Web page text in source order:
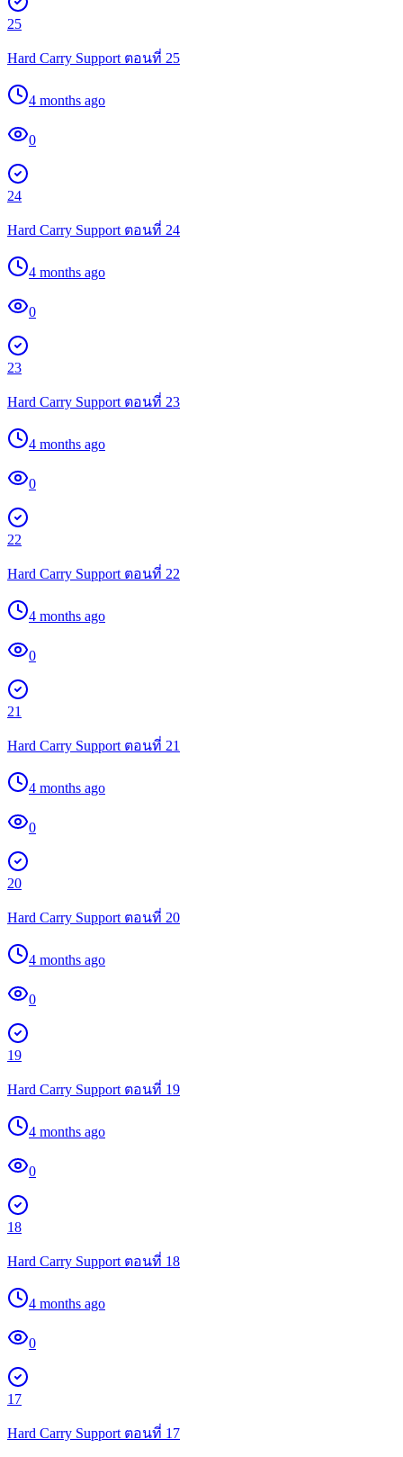
25
Hard Carry Support ตอนที่ 25
4 months ago
0
24
Hard Carry Support ตอนที่ 24
4 months ago
0
23
Hard Carry Support ตอนที่ 23
4 months ago
0
22
Hard Carry Support ตอนที่ 22
4 months ago
0
21
Hard Carry Support ตอนที่ 21
4 months ago
0
20
Hard Carry Support ตอนที่ 20
4 months ago
0
19
Hard Carry Support ตอนที่ 19
4 months ago
0
18
Hard Carry Support ตอนที่ 18
4 months ago
0
17
Hard Carry Support ตอนที่ 17